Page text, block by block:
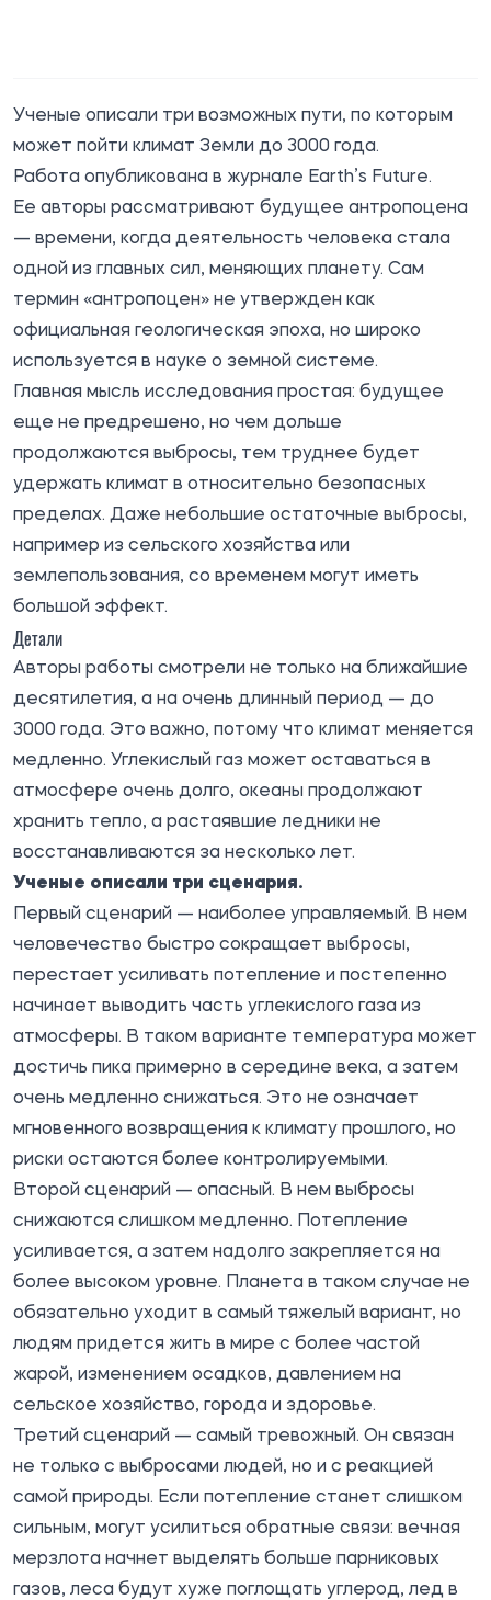
Ученые описали три возможных пути, по которым
может пойти климат Земли до 3000 года.
Работа опубликована в журнале Earth’s Future.
Ее авторы рассматривают будущее антропоцена
— времени, когда деятельность человека стала
одной из главных сил, меняющих планету. Сам
термин «антропоцен» не утвержден как
официальная геологическая эпоха, но широко
используется в науке о земной системе.
Главная мысль исследования простая: будущее
еще не предрешено, но чем дольше
продолжаются выбросы, тем труднее будет
удержать климат в относительно безопасных
пределах. Даже небольшие остаточные выбросы,
например из сельского хозяйства или
землепользования, со временем могут иметь
большой эффект.
Детали
Авторы работы смотрели не только на ближайшие
десятилетия, а на очень длинный период — до
3000 года. Это важно, потому что климат меняется
медленно. Углекислый газ может оставаться в
атмосфере очень долго, океаны продолжают
хранить тепло, а растаявшие ледники не
восстанавливаются за несколько лет.
Ученые описали три сценария.
Первый сценарий — наиболее управляемый. В нем
человечество быстро сокращает выбросы,
перестает усиливать потепление и постепенно
начинает выводить часть углекислого газа из
атмосферы. В таком варианте температура может
достичь пика примерно в середине века, а затем
очень медленно снижаться. Это не означает
мгновенного возвращения к климату прошлого, но
риски остаются более контролируемыми.
Второй сценарий — опасный. В нем выбросы
снижаются слишком медленно. Потепление
усиливается, а затем надолго закрепляется на
более высоком уровне. Планета в таком случае не
обязательно уходит в самый тяжелый вариант, но
людям придется жить в мире с более частой
жарой, изменением осадков, давлением на
сельское хозяйство, города и здоровье.
Третий сценарий — самый тревожный. Он связан
не только с выбросами людей, но и с реакцией
самой природы. Если потепление станет слишком
сильным, могут усилиться обратные связи: вечная
мерзлота начнет выделять больше парниковых
газов, леса будут хуже поглощать углерод, лед в